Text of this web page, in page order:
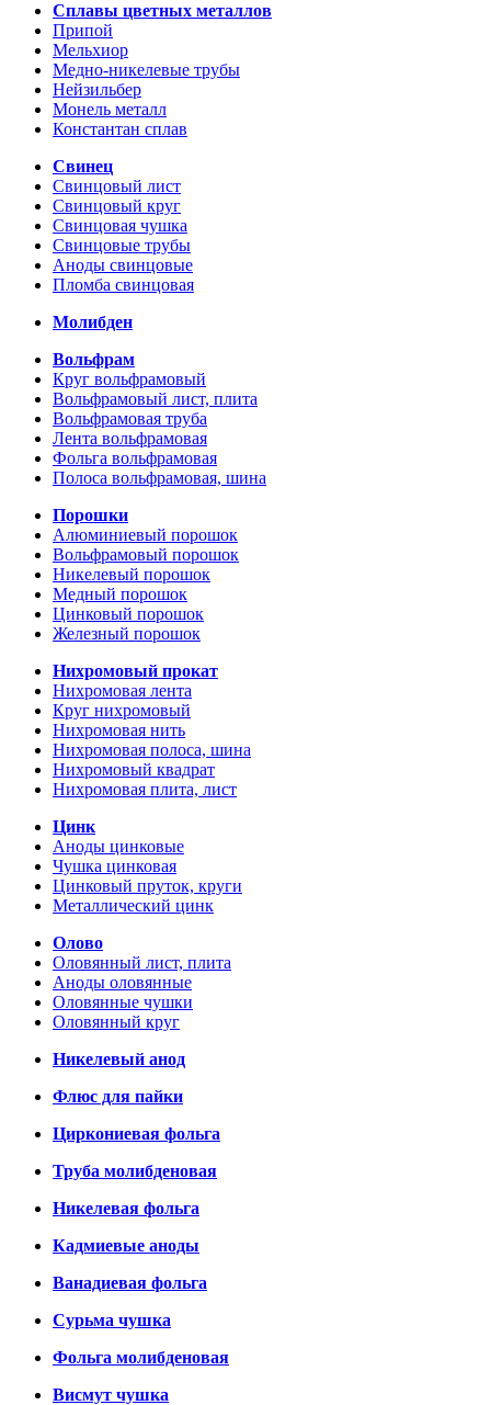
Сплавы цветных металлов
Припой
Мельхиор
Медно-никелевые трубы
Нейзильбер
Монель металл
Константан сплав
Свинец
Свинцовый лист
Свинцовый круг
Свинцовая чушка
Свинцовые трубы
Аноды свинцовые
Пломба свинцовая
Молибден
Вольфрам
Круг вольфрамовый
Вольфрамовый лист, плита
Вольфрамовая труба
Лента вольфрамовая
Фольга вольфрамовая
Полоса вольфрамовая, шина
Порошки
Алюминиевый порошок
Вольфрамовый порошок
Никелевый порошок
Медный порошок
Цинковый порошок
Железный порошок
Нихромовый прокат
Нихромовая лента
Круг нихромовый
Нихромовая нить
Нихромовая полоса, шина
Нихромовый квадрат
Нихромовая плита, лист
Цинк
Аноды цинковые
Чушка цинковая
Цинковый пруток, круги
Металлический цинк
Олово
Оловянный лист, плита
Аноды оловянные
Оловянные чушки
Оловянный круг
Никелевый анод
Флюс для пайки
Циркониевая фольга
Труба молибденовая
Никелевая фольга
Кадмиевые аноды
Ванадиевая фольга
Сурьма чушка
Фольга молибденовая
Висмут чушка